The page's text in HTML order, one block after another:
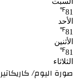
81
℉
الأحد
81
℉
الأثنين
81
℉
الثلاثاء
صورة اليوم/ كاريكاتير